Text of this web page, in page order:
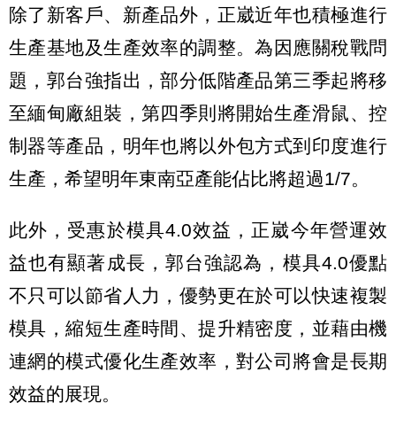
除了新客戶、新產品外，正崴近年也積極進行
生產基地及生產效率的調整。為因應關稅戰問
題，郭台強指出，部分低階產品第三季起將移
至緬甸廠組裝，第四季則將開始生產滑鼠、控
制器等產品，明年也將以外包方式到印度進行
生產，希望明年東南亞產能佔比將超過1/7。
此外，受惠於模具4.0效益，正崴今年營運效
益也有顯著成長，郭台強認為，模具4.0優點
不只可以節省人力，優勢更在於可以快速複製
模具，縮短生產時間、提升精密度，並藉由機
連網的模式優化生產效率，對公司將會是長期
效益的展現。